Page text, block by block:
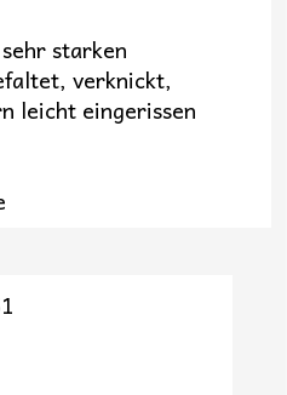
starken
verknickt,
leicht eingerissen